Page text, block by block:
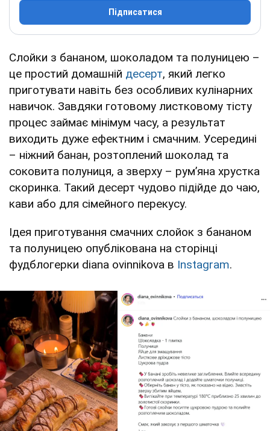
Підписатися
Слойки з бананом, шоколадом та полуницею –
це простий домашній десерт, який легко
приготувати навіть без особливих кулінарних
навичок. Завдяки готовому листковому тісту
процес займає мінімум часу, а результат
виходить дуже ефектним і смачним. Усередині
– ніжний банан, розтоплений шоколад та
соковита полуниця, а зверху – рум’яна хрустка
скоринка. Такий десерт чудово підійде до чаю,
кави або для сімейного перекусу.
Ідея приготування смачних слойок з бананом
та полуницею опублікована на сторінці
фудблогерки diana ovinnikova в Instagram.